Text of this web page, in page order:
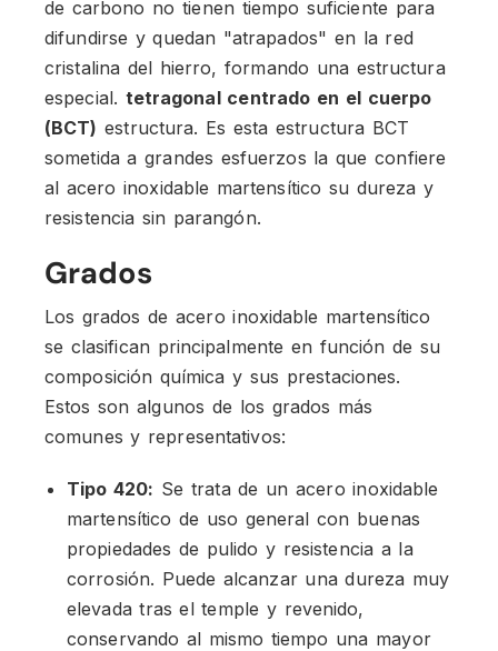
de carbono no tienen tiempo suficiente para
difundirse y quedan "atrapados" en la red
cristalina del hierro, formando una estructura
especial. tetragonal centrado en el cuerpo
(BCT) estructura. Es esta estructura BCT
sometida a grandes esfuerzos la que confiere
al acero inoxidable martensítico su dureza y
resistencia sin parangón.
Grados
Los grados de acero inoxidable martensítico
se clasifican principalmente en función de su
composición química y sus prestaciones.
Estos son algunos de los grados más
comunes y representativos:
Tipo 420: Se trata de un acero inoxidable
martensítico de uso general con buenas
propiedades de pulido y resistencia a la
corrosión. Puede alcanzar una dureza muy
elevada tras el temple y revenido,
conservando al mismo tiempo una mayor